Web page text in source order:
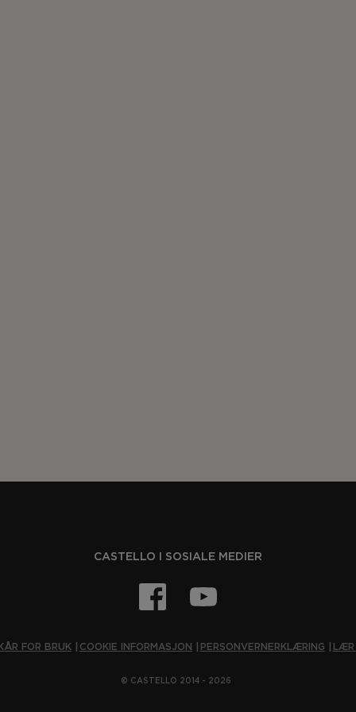
CASTELLO I SOSIALE MEDIER
FOR BRUK COOKIE INFORMASJON PERSONVERNERKLÆRING LÆR
© CASTELLO 2014 - 2026